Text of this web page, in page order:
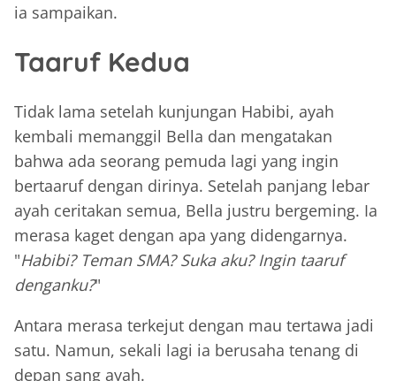
ia sampaikan.
Taaruf Kedua
Tidak lama setelah kunjungan Habibi, ayah
kembali memanggil Bella dan mengatakan
bahwa ada seorang pemuda lagi yang ingin
bertaaruf dengan dirinya. Setelah panjang lebar
ayah ceritakan semua, Bella justru bergeming. Ia
merasa kaget dengan apa yang didengarnya.
"Habibi? Teman SMA? Suka aku? Ingin taaruf
denganku?"
Antara merasa terkejut dengan mau tertawa jadi
satu. Namun, sekali lagi ia berusaha tenang di
depan sang ayah.